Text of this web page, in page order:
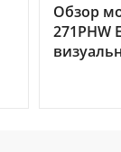
Обзор
271PHW